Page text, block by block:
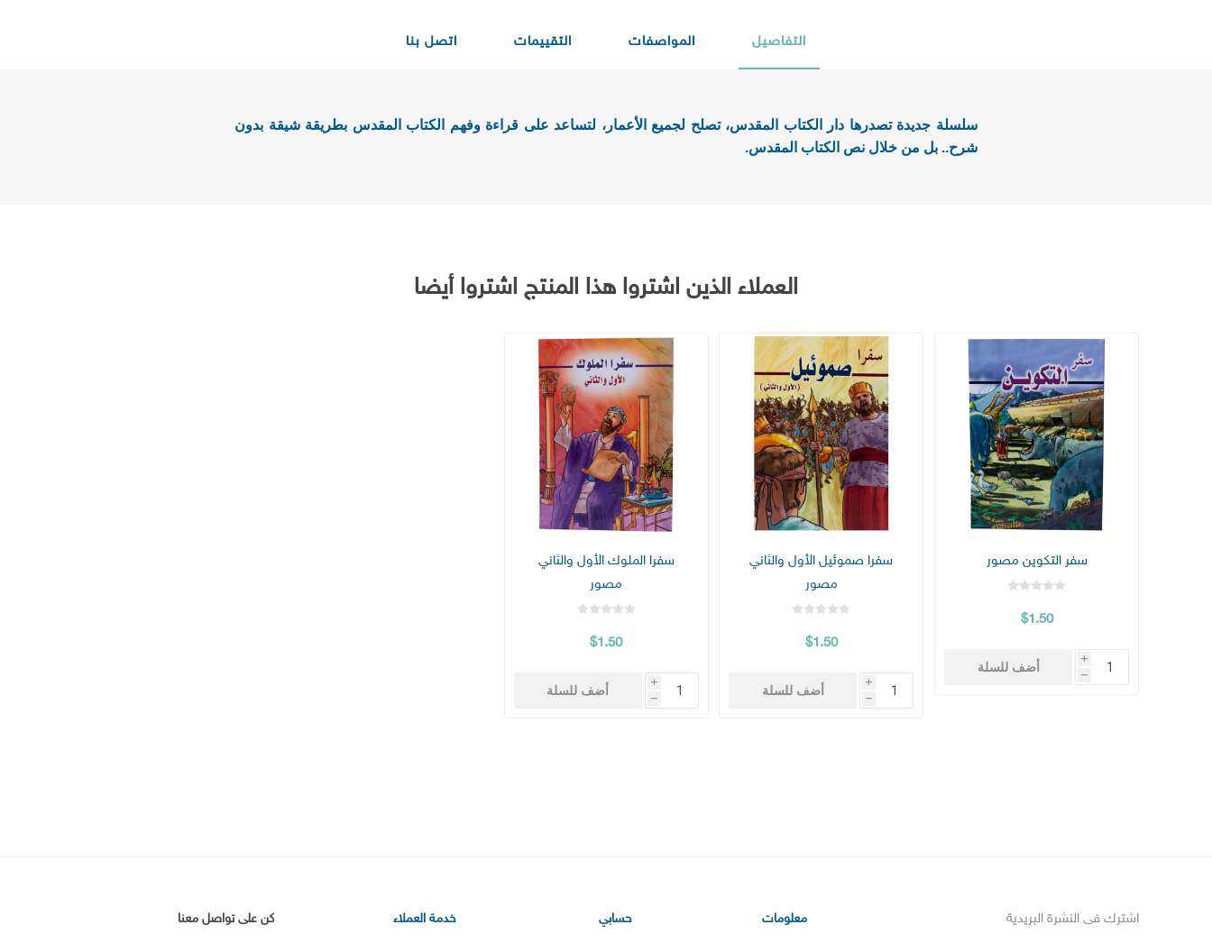
التفاصيل المواصفات التقييمات اتصل بنا
سلسلة جديدة تصدرها دار الكتاب المقدس، تصلح لجميع الأعمار، لتساعد على قراءة وفهم الكتاب المقدس بطريقة شيقة بدون
شرح.. بل من خلال نص الكتاب المقدس.
العملاء الذين اشتروا هذا المنتج اشتروا أيضا
سفر التكوين مصور
$1.50
i
h
أضف للسلة
سفرا صموئيل اﻷول والثاني
مصور
$1.50
i
h
أضف للسلة
سفرا الملوك الأول والثاني
مصور
$1.50
i
h
أضف للسلة
اشترك فى النشرة البريدية معلومات حسابي خدمة العملاء كن على تواصل معنا